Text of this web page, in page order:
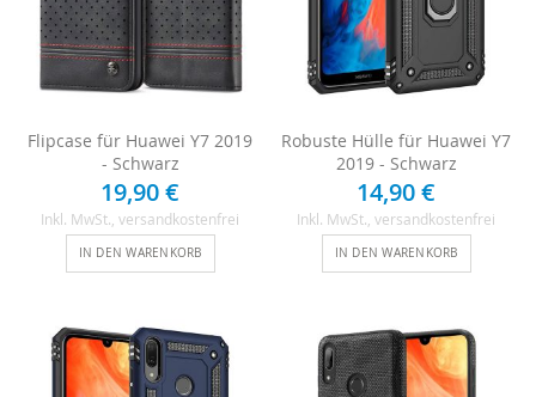
Flipcase für Huawei Y7 2019
- Schwarz
19,90 €
Inkl. MwSt. , versandkostenfrei
IN DEN WARENKORB
Robuste Hülle für Huawei Y7
2019 - Schwarz
14,90 €
Inkl. MwSt. , versandkostenfrei
IN DEN WARENKORB